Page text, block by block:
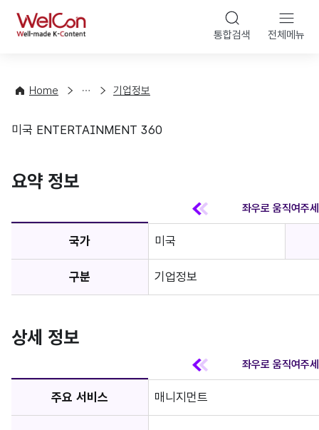
WelCon 통합검색 전체메뉴
Home
컨
팅
해
기
정
기업정보
기업정보
미국 ENTERTAINMENT 360
요약 정보
국가 미국
구분 기업정보
상세 정보
주요 서비스 매니지먼트